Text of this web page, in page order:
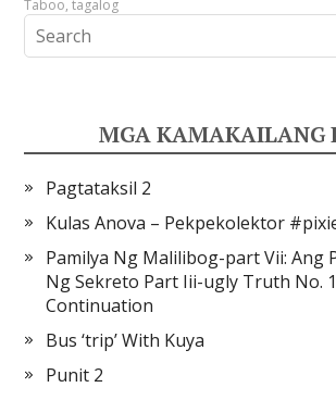
Taboo,tagalog
MGA KAMAKAILANG
Pagtataksil 2
Kulas Anova – Pekpekolektor
Pamilya Ng Malilibog-part Vii: Ang
Ng Sekreto Part Iii-ugly Truth No.
Continuation
Bus ‘trip’ With Kuya
Punit 2